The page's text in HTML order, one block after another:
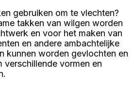
gebruiken om te vlechten?
takken van wilgen worden
en voor het maken van
en andere ambachtelijke
kunnen worden gevlochten en
verschillende vormen en